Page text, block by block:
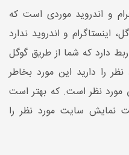
و اندروید موردی است که
و اندروید ندارد
دارد که شما از طریق گوگل
را دارید این مورد بخاطر
مورد نظر است. که بهتر است
نمایش سایت مورد نظر را